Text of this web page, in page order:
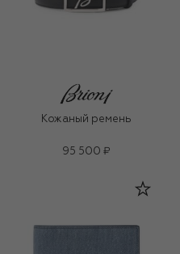
Кожаный ремень
95 500 ₽